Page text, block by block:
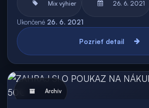
Mix výhier 26. 6. 2021
Ukončené 26. 6. 2021
Pozrieť detail
Archív